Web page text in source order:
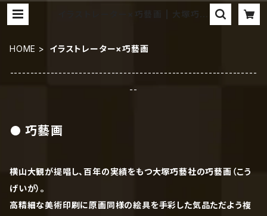
イラストレーター×巧藝画 | 大塚巧藝
HOME イラストレーター×巧藝画
-------------------------------------------------------------
--
巧藝画
横山大観が提唱し、百年の実績をもつ大塚巧藝社の巧藝画（こう
げいが）。
高精細な美術印刷に原画同様の絵具を手彩した気品ただよう複